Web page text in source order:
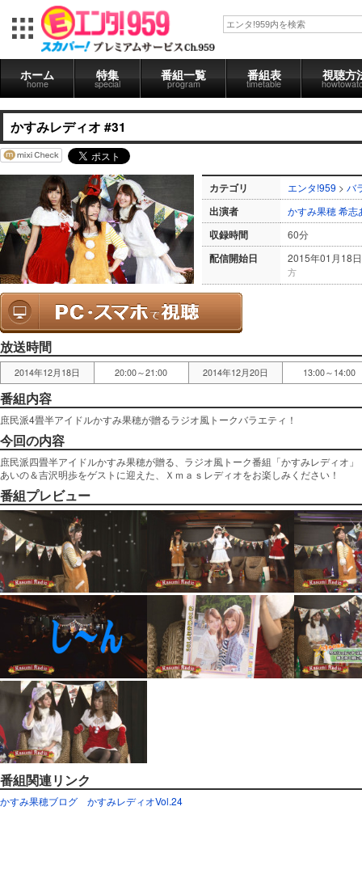
ホーム
home
特集
special
番組一覧
program
番組表
timetable
視聴方
かすみレディオ #31
カテゴリ エンタ!959 > バ
出演者 かすみ果穂希志
収録時間 60分
配信開始日 2015年01月18日
方
放送時間
2014年12月18日 20:00～21:00 2014年12月20日 13:00～14:00
番組内容
庶民派4畳半アイドルかすみ果穂が贈るラジオ風トークバラエティ！
今回の内容
庶民派四畳半アイドルかすみ果穂が贈る、ラジオ風トーク番組「かすみレディオ
あいの＆吉沢明歩をゲストに迎えた、Ｘｍａｓレディオをお楽しみください！
番組プレビュー
番組関連リンク
かすみ果穂ブログ かすみレディオVol.24